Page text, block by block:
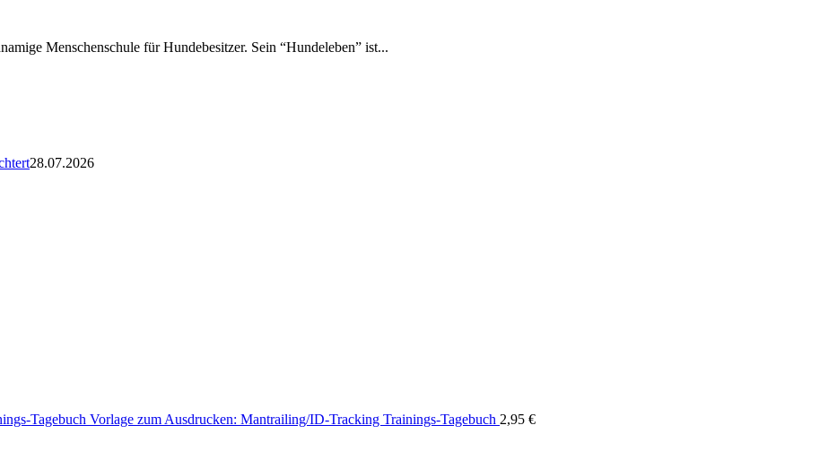
Menschenschule für Hundebesitzer. Sein “Hundeleben” ist...
28.07.2026
Vorlage zum Ausdrucken: Mantrailing/ID-Tracking Trainings-Tagebuch 2,95 €